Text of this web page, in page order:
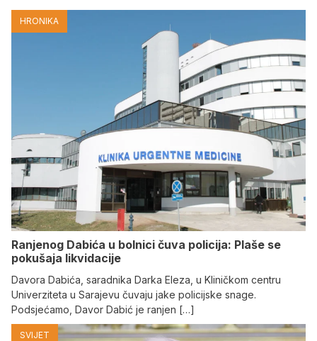
HRONIKA
Ranjenog Dabića u bolnici čuva policija: Plaše se
pokušaja likvidacije
Davora Dabića, saradnika Darka Eleza, u Kliničkom centru
Univerziteta u Sarajevu čuvaju jake policijske snage.
Podsjećamo, Davor Dabić je ranjen […]
SVIJET